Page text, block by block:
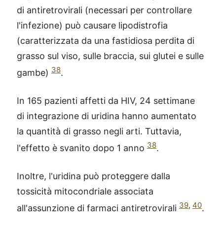
di antiretrovirali (necessari per controllare
l'infezione) può causare lipodistrofia
(caratterizzata da una fastidiosa perdita di
grasso sul viso, sulle braccia, sui glutei e sulle
gambe) 38.
In 165 pazienti affetti da HIV, 24 settimane
di integrazione di uridina hanno aumentato
la quantità di grasso negli arti. Tuttavia,
l'effetto è svanito dopo 1 anno 38.
Inoltre, l'uridina può proteggere dalla
tossicità mitocondriale associata
all'assunzione di farmaci antiretrovirali 39, 40.